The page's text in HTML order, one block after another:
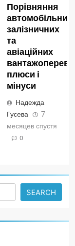
Порівняння
автомобільних,
залізничних
та
авіаційних
плюси і
мінуси
Надежда
Гусева
7
месяцев спустя
0
SEARCH